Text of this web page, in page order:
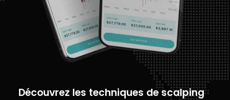
Découvrez les techniques de scalping